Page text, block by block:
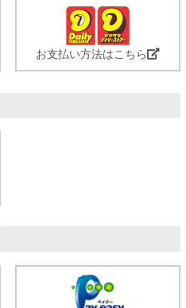
お支払い方法はこちら